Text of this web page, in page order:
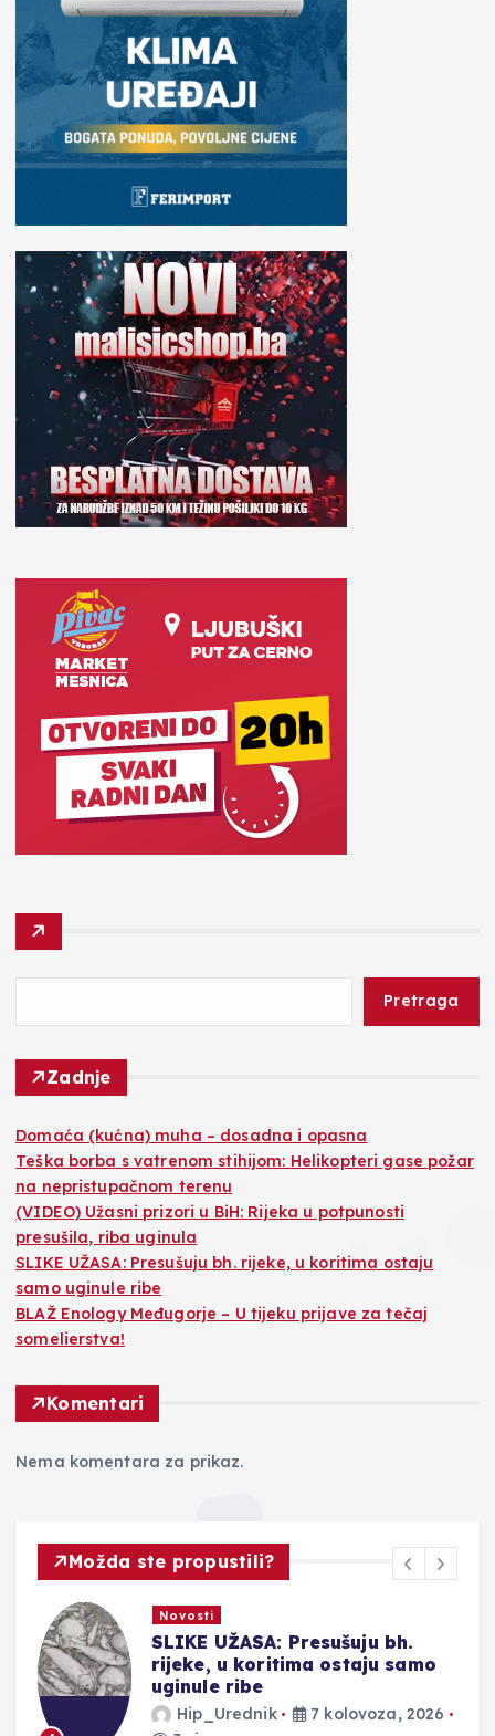
Pretraga
Zadnje
Domaća (kućna) muha – dosadna i opasna
Teška borba s vatrenom stihijom: Helikopteri gase požar
na nepristupačnom terenu
(VIDEO) Užasni prizori u BiH: Rijeka u potpunosti
presušila, riba uginula
SLIKE UŽASA: Presušuju bh. rijeke, u koritima ostaju
samo uginule ribe
BLAŽ Enology Međugorje – U tijeku prijave za tečaj
somelierstva!
Komentari
Nema komentara za prikaz.
Možda ste propustili?
Novosti
SLIKE UŽASA: Presušuju bh.
rijeke, u koritima ostaju samo
uginule ribe
Hip_Urednik
7 kolovoza, 2026